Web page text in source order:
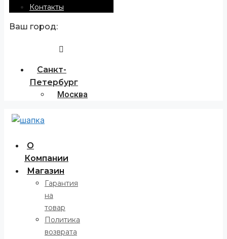
Контакты
Ваш город:
Санкт-
Петербург
Москва
О
Компании
Магазин
Гарантия
на
товар
Политика
возврата